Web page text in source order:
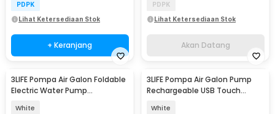
PDPK
Lihat Ketersediaan Stok
+ Keranjang
PDPK
Lihat Ketersediaan Stok
Akan Datang
3LIFE Pompa Air Galon Foldable
Electric Water Pump
White
3LIFE Pompa Air Galon Pump
Rechargeable USB Touch
White